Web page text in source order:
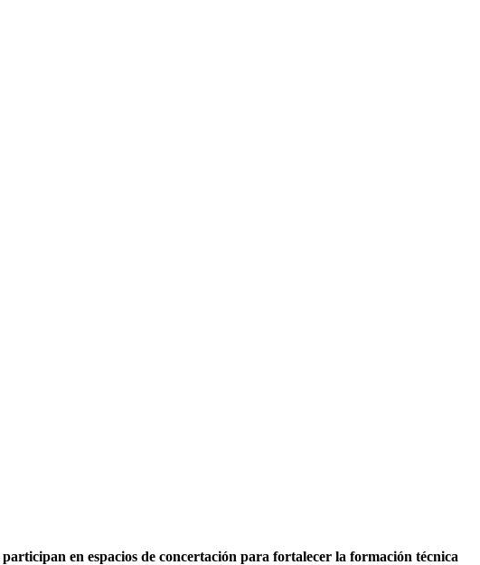
en espacios de concertación para fortalecer la formación técnica